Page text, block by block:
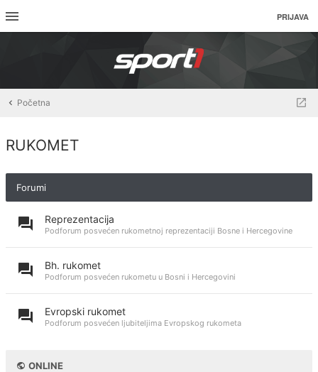
PRIJAVA
Početna
RUKOMET
Forumi
Reprezentacija
Podforum posvećen rukometnoj reprezentaciji Bosne i Hercegovine
Bh. rukomet
Podforum posvećen rukometu u Bosni i Hercegovini
Evropski rukomet
Podforum posvećen ljubiteljima Evropskog rukometa
ONLINE